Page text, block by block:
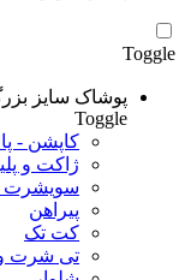
Toggle
پوشاک سایز
Toggle
کاپشن -
ژاکت و
سویشرت
پیراهن
کت تک
تی شرت